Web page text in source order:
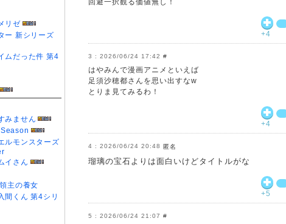
リゼ
ー 新シリーズ
ムだった件 第4
みません
モンスターズ
イさん
主の養女
間くん 第4シリ
+4
2026/06/24 17:42 #
はやみんで漫画アニメといえば
足須沙穂都さんを思い出すなw
とりま見てみるわ！
+4
2026/06/24 20:48 匿名
瑠璃の宝石よりは面白いけどタイトルがな
+5
2026/06/24 21:07 #